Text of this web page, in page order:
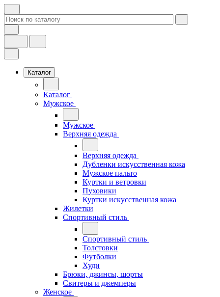
Каталог
Каталог
Мужское
Мужское
Верхняя одежда
Верхняя одежда
Дубленки искусственная кожа
Мужское пальто
Куртки и ветровки
Пуховики
Куртки искусственная кожа
Жилетки
Спортивный стиль
Спортивный стиль
Толстовки
Футболки
Худи
Брюки, джинсы, шорты
Свитеры и джемперы
Женское